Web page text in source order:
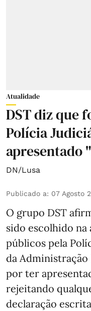
Atualidade
DST diz que
Polícia
apresentado
DN/Lusa
Publicado a: 07 Agosto
O grupo DST
sido escolhido
públicos pela
da
por ter
rejeitando
declaração